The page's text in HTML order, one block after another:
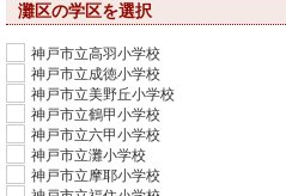
灘区の学区を選択
神戸市立高羽小学校
神戸市立成徳小学校
神戸市立美野丘小学校
神戸市立鶴甲小学校
神戸市立六甲小学校
神戸市立灘小学校
神戸市立摩耶小学校